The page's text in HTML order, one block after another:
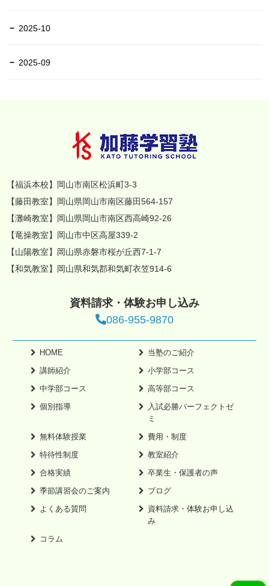
2025-10
2025-09
【福浜本校】岡山市南区松浜町3-3
【藤田教室】岡山県岡山市南区藤田564-157
【灘崎教室】岡山県岡山市南区西高崎92-26
【竜操教室】岡山市中区高屋339-2
【山陽教室】岡山県赤磐市桜が丘西7-1-7
【和気教室】岡山県和気郡和気町衣笠914-6
資料請求・体験お申し込み
086-955-9870
HOME
当塾のご紹介
講師紹介
小学部コース
中学部コース
高等部コース
個別指導
入試必勝パーフェクトゼ
ミ
無料体験授業
費用・制度
特待性制度
教室紹介
合格実績
卒業生・保護者の声
季節講習会のご案内
ブログ
よくある質問
資料請求・体験お申し込
み
コラム